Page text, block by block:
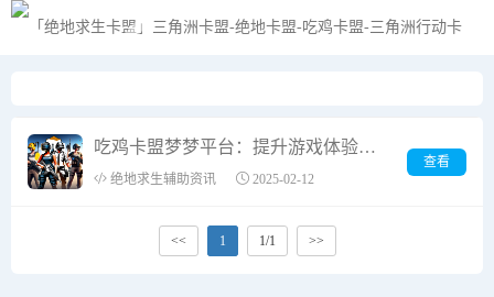
黑夜模式
吃鸡卡盟梦梦平台：提升游戏体验的一站式服务
绝地求生辅助资讯 2025-02-12
查看
<< 1 1/1 >>